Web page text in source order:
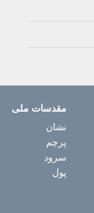
مقدسات ملی
نشان
پرچم
سرود
پول